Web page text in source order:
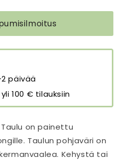
päivää
100 € tilauksiin
on painettu
Taulun pohjaväri on
Kehystä tai